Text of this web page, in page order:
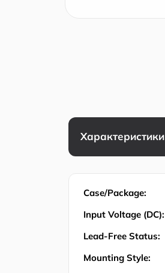
Характеристики
Case/Package:
Input Voltage (DC):
Lead-Free Status:
Mounting Style: